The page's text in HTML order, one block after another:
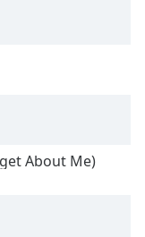
About Me)